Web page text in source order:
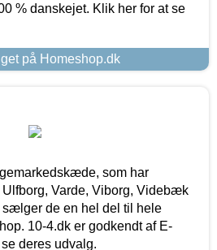
% danskejet. Klik her for at se
på Homeshop.dk
som har
Varde, Viborg, Videbæk
sælger de en hel del til hele
10-4.dk er godkendt af E-
deres udvalg.